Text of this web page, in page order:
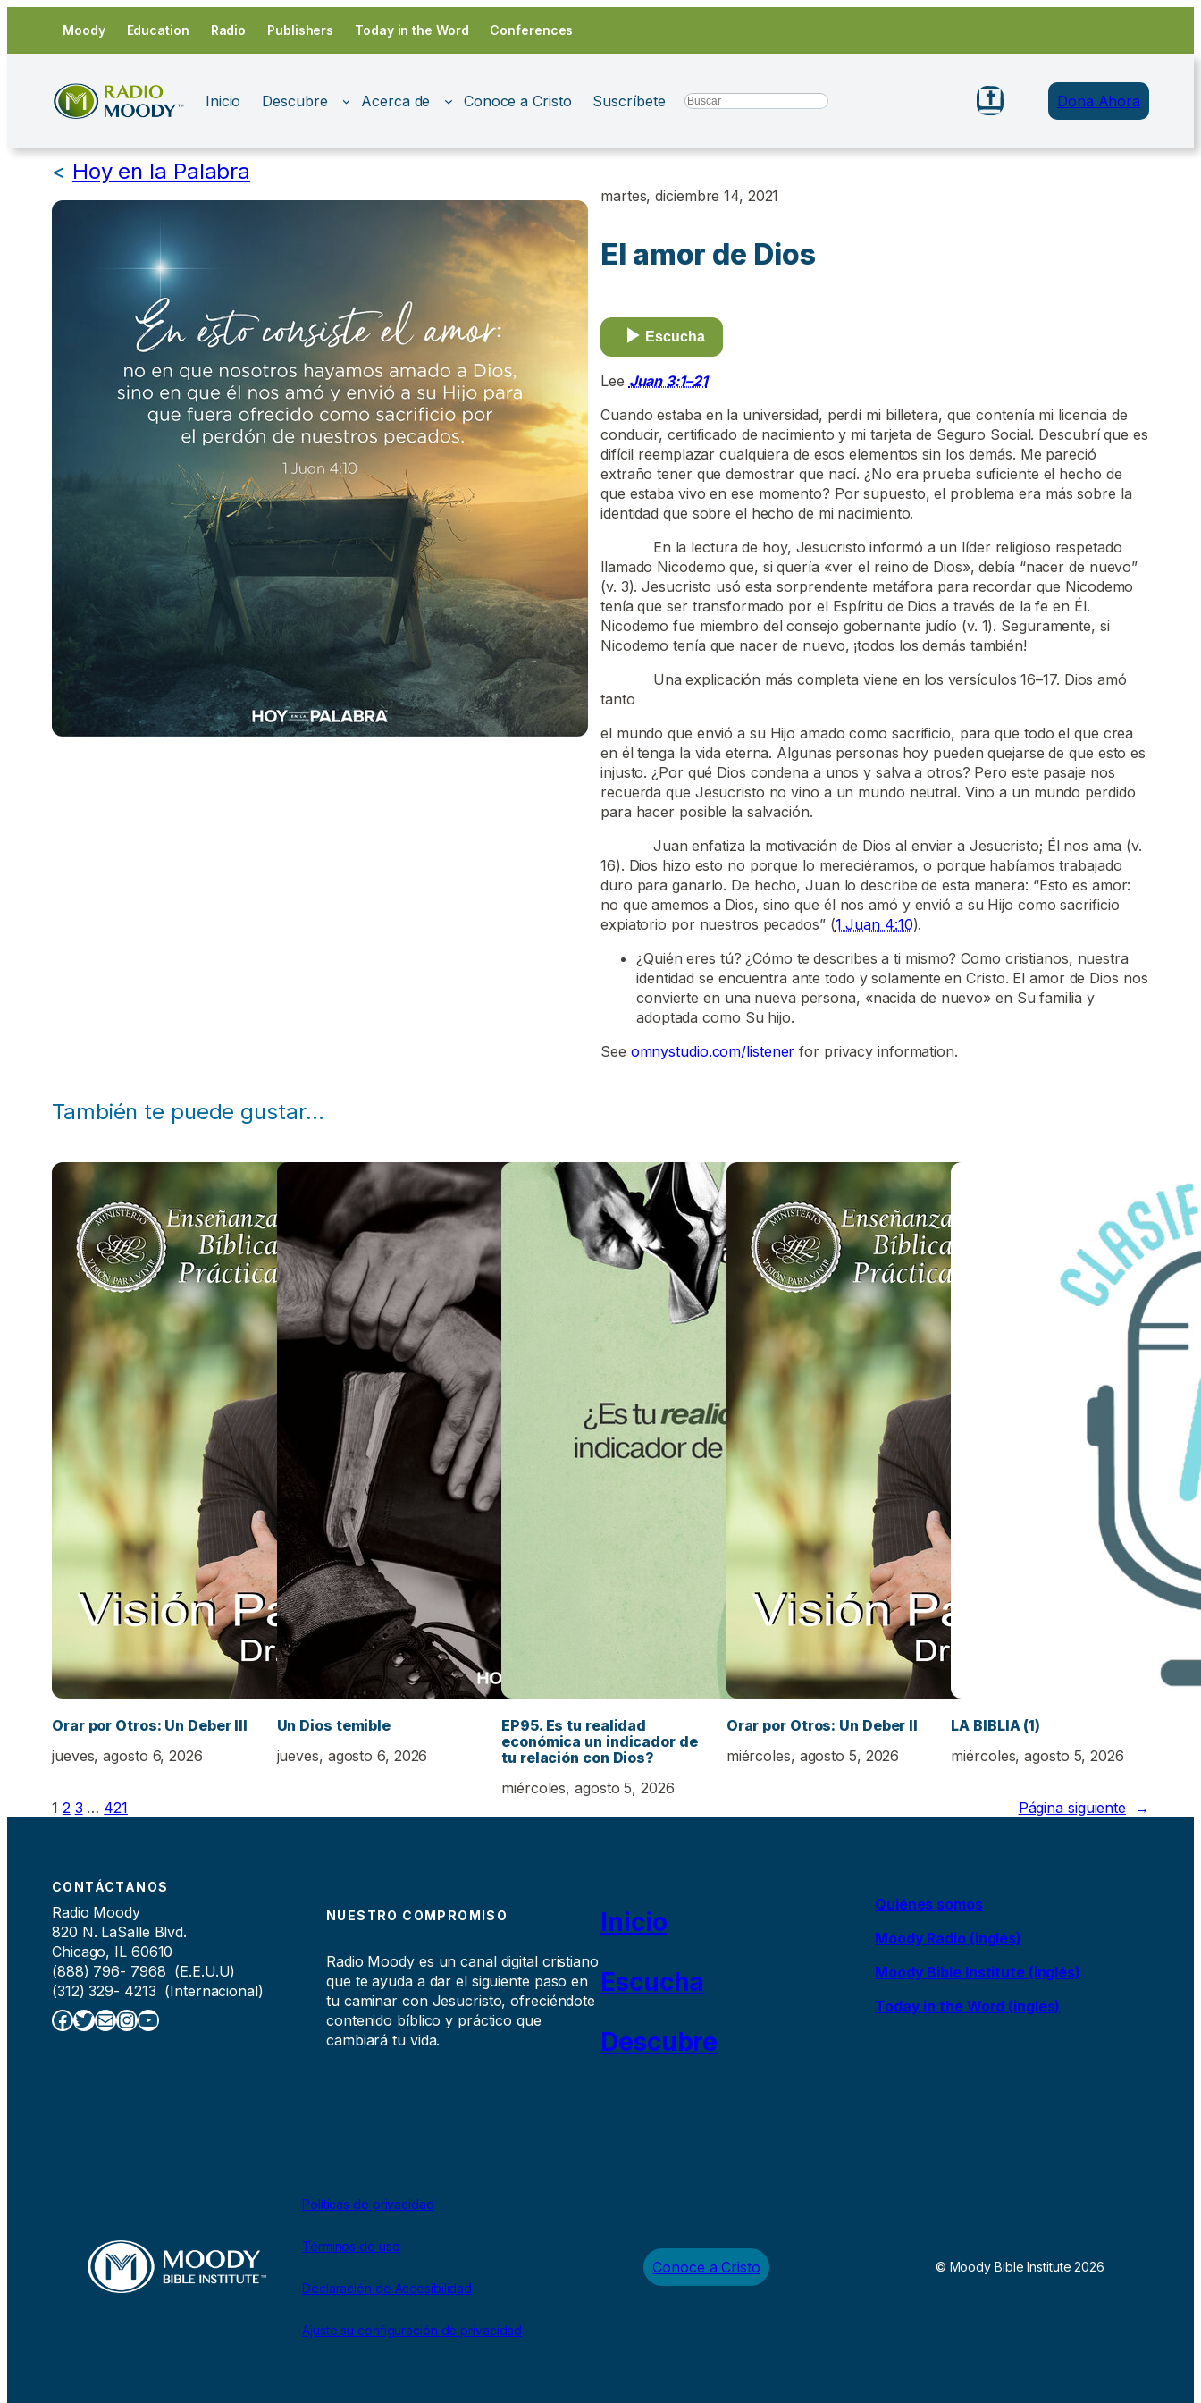
contenido
Moody Education Radio Publishers Today in the Word Conferences
Inicio Descubre Acerca de Conoce a Cristo Suscríbete Search Dona Ahora
< Hoy en la Palabra
martes, diciembre 14, 2021
El amor de Dios
Escucha
Lee Juan 3:1–21
Cuando estaba en la universidad, perdí mi billetera, que contenía mi licencia de
conducir, certificado de nacimiento y mi tarjeta de Seguro Social. Descubrí que es
difícil reemplazar cualquiera de esos elementos sin los demás. Me pareció
extraño tener que demostrar que nací. ¿No era prueba suficiente el hecho de
que estaba vivo en ese momento? Por supuesto, el problema era más sobre la
identidad que sobre el hecho de mi nacimiento.
En la lectura de hoy, Jesucristo informó a un líder religioso respetado
llamado Nicodemo que, si quería «ver el reino de Dios», debía “nacer de nuevo”
(v. 3). Jesucristo usó esta sorprendente metáfora para recordar que Nicodemo
tenía que ser transformado por el Espíritu de Dios a través de la fe en Él.
Nicodemo fue miembro del consejo gobernante judío (v. 1). Seguramente, si
Nicodemo tenía que nacer de nuevo, ¡todos los demás también!
Una explicación más completa viene en los versículos 16–17. Dios amó
tanto
el mundo que envió a su Hijo amado como sacrificio, para que todo el que crea
en él tenga la vida eterna. Algunas personas hoy pueden quejarse de que esto es
injusto. ¿Por qué Dios condena a unos y salva a otros? Pero este pasaje nos
recuerda que Jesucristo no vino a un mundo neutral. Vino a un mundo perdido
para hacer posible la salvación.
Juan enfatiza la motivación de Dios al enviar a Jesucristo; Él nos ama (v.
16). Dios hizo esto no porque lo mereciéramos, o porque habíamos trabajado
duro para ganarlo. De hecho, Juan lo describe de esta manera: “Esto es amor:
no que amemos a Dios, sino que él nos amó y envió a su Hijo como sacrificio
expiatorio por nuestros pecados” (1 Juan 4:10).
¿Quién eres tú? ¿Cómo te describes a ti mismo? Como cristianos, nuestra
identidad se encuentra ante todo y solamente en Cristo. El amor de Dios nos
convierte en una nueva persona, «nacida de nuevo» en Su familia y
adoptada como Su hijo.
See omnystudio.com/listener for privacy information.
También te puede gustar…
Orar por Otros: Un Deber III
jueves, agosto 6, 2026
Un Dios temible
jueves, agosto 6, 2026
EP95. Es tu realidad
económica un indicador de
tu relación con Dios?
miércoles, agosto 5, 2026
Orar por Otros: Un Deber II
miércoles, agosto 5, 2026
LA BIBLIA (1)
miércoles, agosto 5, 2026
1 2 3 … 421 Página siguiente →
CONTÁCTANOS
Radio Moody
820 N. LaSalle Blvd.
Chicago, IL 60610
(888) 796- 7968 (E.E.U.U)
(312) 329- 4213 (Internacional)
Facebook Twitter Correo electrónico InstagramYouTube
NUESTRO COMPROMISO
Radio Moody es un canal digital cristiano
que te ayuda a dar el siguiente paso en
tu caminar con Jesucristo, ofreciéndote
contenido bíblico y práctico que
cambiará tu vida.
Inicio
Escucha
Descubre
Quiénes somos
Moody Radio (inglés)
Moody Bible Institute (inglés)
Today in the Word (inglés)
Políticas de privacidad
Términos de uso
Declaración de Accesibilidad
Ajuste su configuración de privacidad
Conoce a Cristo © Moody Bible Institute 2026